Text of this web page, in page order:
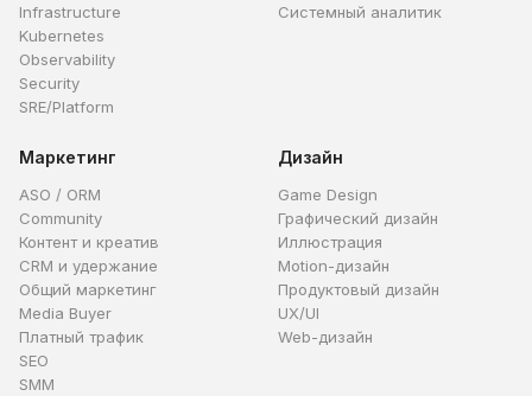
Infrastructure
Kubernetes
Observability
Security
SRE/Platform
Системный аналитик
Маркетинг
ASO / ORM
Community
Контент и креатив
CRM и удержание
Общий маркетинг
Media Buyer
Платный трафик
SEO
SMM
Дизайн
Game Design
Графический дизайн
Иллюстрация
Motion-дизайн
Продуктовый дизайн
UX/UI
Web-дизайн